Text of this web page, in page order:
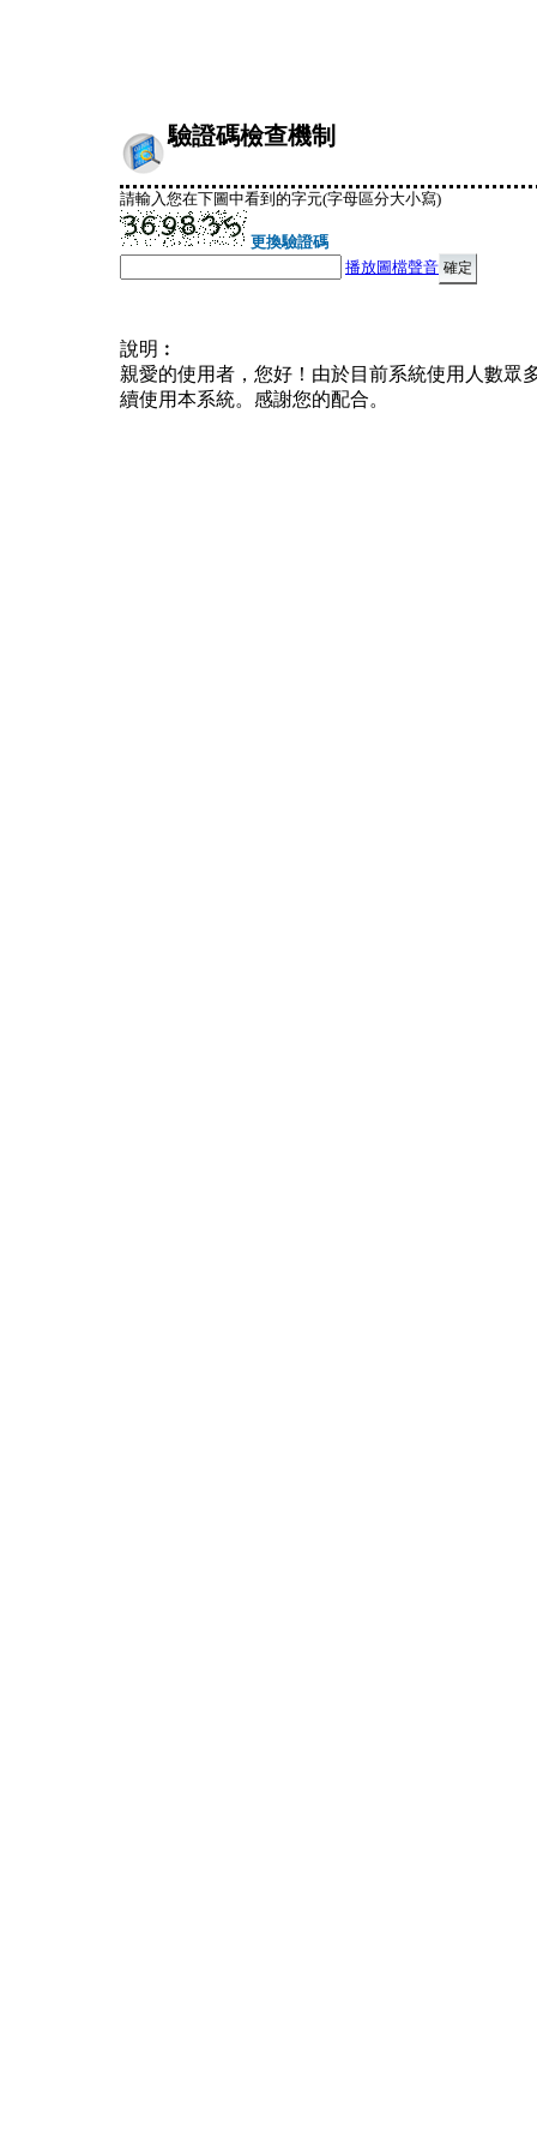
驗證碼檢查機制
請輸入您在下圖中看到的字元(字母區分大小寫)
更換驗證碼
播放圖檔聲音
說明︰
親愛的使用者，您好！由於目前系統使用人數眾
續使用本系統。感謝您的配合。